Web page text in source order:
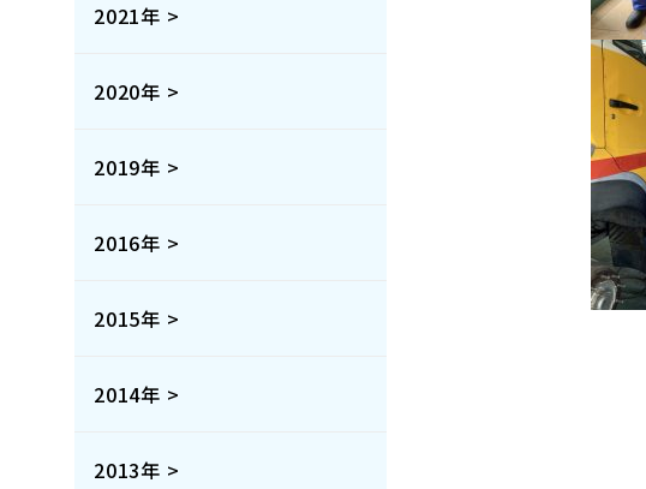
2021年 >
2020年 >
2019年 >
2016年 >
2015年 >
2014年 >
2013年 >